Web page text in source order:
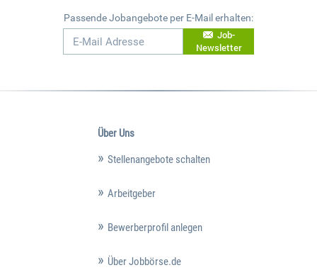
Passende Jobangebote per E-Mail erhalten:
Job-
Newsletter
Über Uns
Stellenangebote schalten
Arbeitgeber
Bewerberprofil anlegen
Über Jobbörse.de